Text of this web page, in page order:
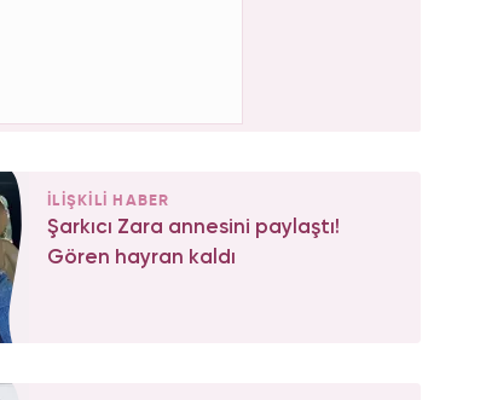
İLİŞKİLİ HABER
Şarkıcı Zara annesini paylaştı!
Gören hayran kaldı